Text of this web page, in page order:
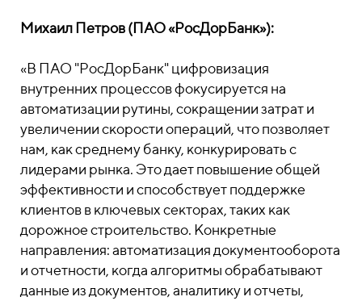
Михаил Петров (ПАО «РосДорБанк»):
«В ПАО "РосДорБанк" цифровизация
внутренних процессов фокусируется на
автоматизации рутины, сокращении затрат и
увеличении скорости операций, что позволяет
нам, как среднему банку, конкурировать с
лидерами рынка. Это дает повышение общей
эффективности и способствует поддержке
клиентов в ключевых секторах, таких как
дорожное строительство. Конкретные
направления: автоматизация документооборота
и отчетности, когда алгоритмы обрабатывают
данные из документов, аналитику и отчеты,